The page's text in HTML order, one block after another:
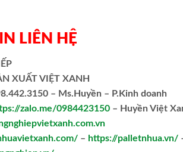
LIÊN HỆ
XUẤT VIỆT XANH
– Ms.Huyền – P.Kinh doanh
zalo.me/0984423150 – Huyền Việt
– https://palletnhua.vn/